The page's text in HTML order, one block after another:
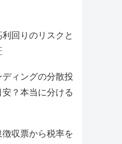
回りのリスクと
ィングの分散投
？本当に分ける
収票から税率を